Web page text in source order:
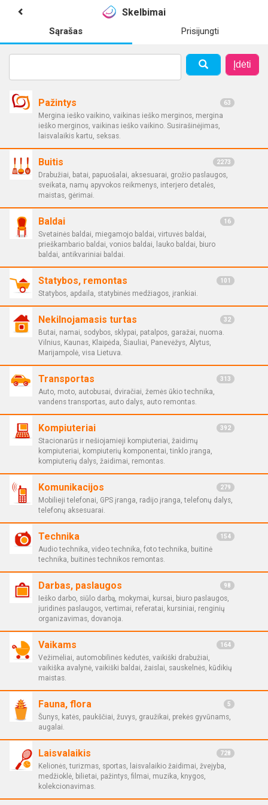
Skelbimai
Sąrašas Prisijungti
Įdėti
Pažintys 63
Mergina ieško vaikino, vaikinas ieško merginos, mergina
ieško merginos, vaikinas ieško vaikino. Susirašinėjimas,
laisvalaikis kartu, seksas.
Buitis 2273
Drabužiai, batai, papuošalai, aksesuarai, grožio paslaugos,
sveikata, namų apyvokos reikmenys, interjero detalės,
maistas, gėrimai.
Baldai 16
Svetainės baldai, miegamojo baldai, virtuvės baldai,
prieškambario baldai, vonios baldai, lauko baldai, biuro
baldai, antikvariniai baldai.
Statybos, remontas 101
Statybos, apdaila, statybinės medžiagos, įrankiai.
Nekilnojamasis turtas 32
Butai, namai, sodybos, sklypai, patalpos, garažai, nuoma.
Vilnius, Kaunas, Klaipėda, Šiauliai, Panevėžys, Alytus,
Marijampolė, visa Lietuva.
Transportas 313
Auto, moto, autobusai, dviračiai, žemės ūkio technika,
vandens transportas, auto dalys, auto remontas.
Kompiuteriai 392
Stacionarūs ir nešiojamieji kompiuteriai, žaidimų
kompiuteriai, kompiuterių komponentai, tinklo įranga,
kompiuterių dalys, žaidimai, remontas.
Komunikacijos 279
Mobilieji telefonai, GPS įranga, radijo įranga, telefonų dalys,
telefonų aksesuarai.
Technika 154
Audio technika, video technika, foto technika, buitinė
technika, buitinės technikos remontas.
Darbas, paslaugos 98
Ieško darbo, siūlo darbą, mokymai, kursai, biuro paslaugos,
juridinės paslaugos, vertimai, referatai, kursiniai, renginių
organizavimas, dovanoja.
Vaikams 164
Vežimėliai, automobilinės kėdutės, vaikiški drabužiai,
vaikiška avalynė, vaikiški baldai, žaislai, sauskelnės, kūdikių
maistas.
Fauna, flora 5
Šunys, katės, paukščiai, žuvys, graužikai, prekės gyvūnams,
augalai.
Laisvalaikis 728
Kelionės, turizmas, sportas, laisvalaikio žaidimai, žvejyba,
medžioklė, bilietai, pažintys, filmai, muzika, knygos,
kolekcionavimas.